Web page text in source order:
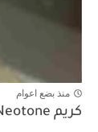
منذ بضع اعوام
كريم Neotone للمنطقه الحساسة تجارب